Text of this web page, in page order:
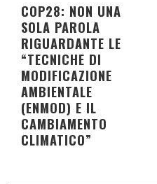
COP28: NON UNA
SOLA PAROLA
RIGUARDANTE LE
“TECNICHE DI
MODIFICAZIONE
AMBIENTALE
(ENMOD) E IL
CAMBIAMENTO
CLIMATICO”